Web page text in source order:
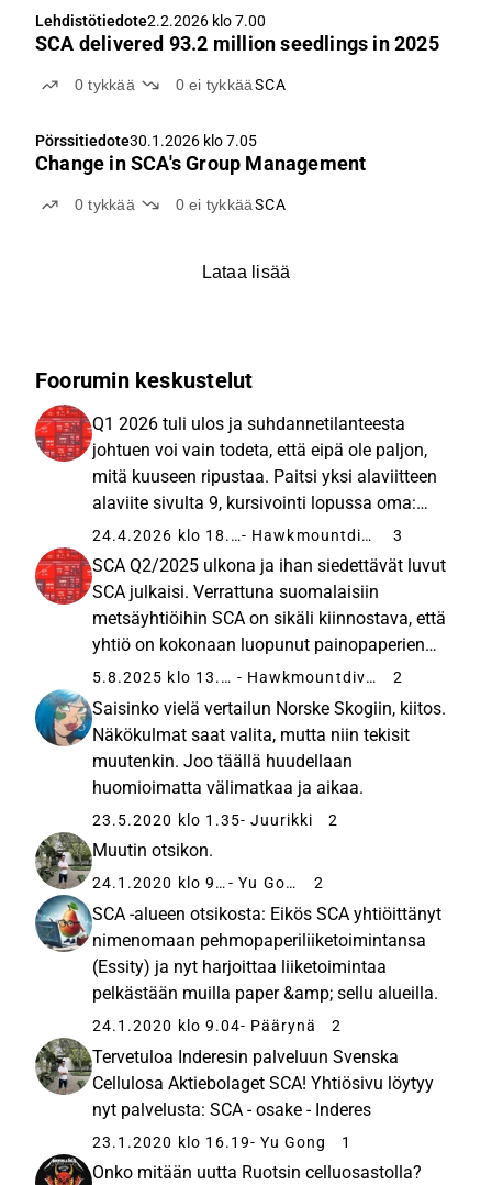
Lehdistötiedote2.2.2026 klo 7.00
SCA delivered 93.2 million seedlings in 2025
0tykkää 0ei tykkääSCA
Pörssitiedote30.1.2026 klo 7.05
Change in SCA's Group Management
0tykkää 0ei tykkääSCA
Lataa lisää
Foorumin keskustelut
Q1 2026 tuli ulos ja suhdannetilanteesta
johtuen voi vain todeta, että eipä ole paljon,
mitä kuuseen ripustaa. Paitsi yksi alaviitteen
alaviite sivulta 9, kursivointi lopussa oma:
“January–March 2026 compared with
January–March 2025 Revenue increased 10%
to SEK 662m (603). Higher...
24.4.2026 klo 18.36 - Hawkmountdiver 3
SCA Q2/2025 ulkona ja ihan siedettävät luvut
SCA julkaisi. Verrattuna suomalaisiin
metsäyhtiöihin SCA on sikäli kiinnostava, että
yhtiö on kokonaan luopunut painopaperien
valmistamisesta.Tämä lisäksi SCA on
mukana SAF polttoaineissa yhdessa ST1:n
kanssa. Osakekurssi on junnannut ...
5.8.2025 klo 13.46 - Hawkmountdiver 2
Saisinko vielä vertailun Norske Skogiin, kiitos.
Näkökulmat saat valita, mutta niin tekisit
muutenkin. Joo täällä huudellaan
huomioimatta välimatkaa ja aikaa.
23.5.2020 klo 1.35- Juurikki 2
Muutin otsikon.
24.1.2020 klo 9.45 - Yu Gong 2
SCA -alueen otsikosta: Eikös SCA yhtiöittänyt
nimenomaan pehmopaperiliiketoimintansa
(Essity) ja nyt harjoittaa liiketoimintaa
pelkästään muilla paper &amp; sellu alueilla.
24.1.2020 klo 9.04- Päärynä 2
Tervetuloa Inderesin palveluun Svenska
Cellulosa Aktiebolaget SCA! Yhtiösivu löytyy
nyt palvelusta: SCA - osake - Inderes
23.1.2020 klo 16.19- Yu Gong 1
Onko mitään uutta Ruotsin celluosastolla?